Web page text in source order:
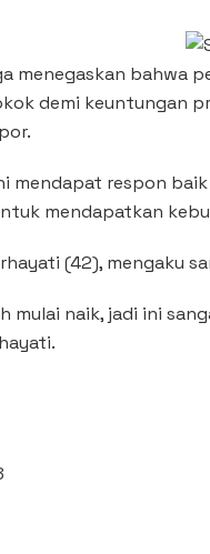
menegaskan bahwa
demi keuntungan
mendapat respon
mendapatkan
(42), mengaku
mulai naik, jadi ini